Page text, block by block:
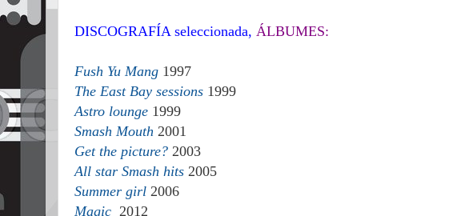
DISCOGRAFÍA seleccionada, ÁLBUMES:
Fush Yu Mang 1997
The East Bay sessions 1999
Astro lounge 1999
Smash Mouth 2001
Get the picture? 2003
All star Smash hits 2005
Summer girl 2006
Magic 2012